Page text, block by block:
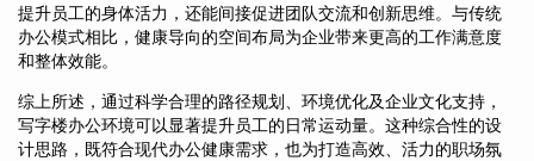
提升员工的身体活力，还能间接促进团队交流和创新思维。与传统
办公模式相比，健康导向的空间布局为企业带来更高的工作满意度
和整体效能。
综上所述，通过科学合理的路径规划、环境优化及企业文化支持，
写字楼办公环境可以显著提升员工的日常运动量。这种综合性的设
计思路，既符合现代办公健康需求，也为打造高效、活力的职场氛